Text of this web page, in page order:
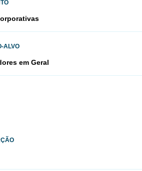
ALVO
em Geral